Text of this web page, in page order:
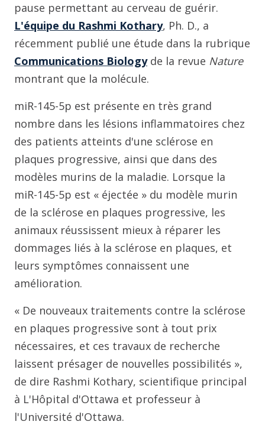
pause permettant au cerveau de guérir.
L'équipe du Rashmi Kothary, Ph. D., a
récemment publié une étude dans la rubrique
Communications Biologyde la revue Nature
montrant que la molécule.
miR-145-5p est présente en très grand
nombre dans les lésions inflammatoires chez
des patients atteints d'une sclérose en
plaques progressive, ainsi que dans des
modèles murins de la maladie. Lorsque la
miR-145-5p est « éjectée » du modèle murin
de la sclérose en plaques progressive, les
animaux réussissent mieux à réparer les
dommages liés à la sclérose en plaques, et
leurs symptômes connaissent une
amélioration.
« De nouveaux traitements contre la sclérose
en plaques progressive sont à tout prix
nécessaires, et ces travaux de recherche
laissent présager de nouvelles possibilités »,
de dire Rashmi Kothary, scientifique principal
à L'Hôpital d'Ottawa et professeur à
l'Université d'Ottawa.